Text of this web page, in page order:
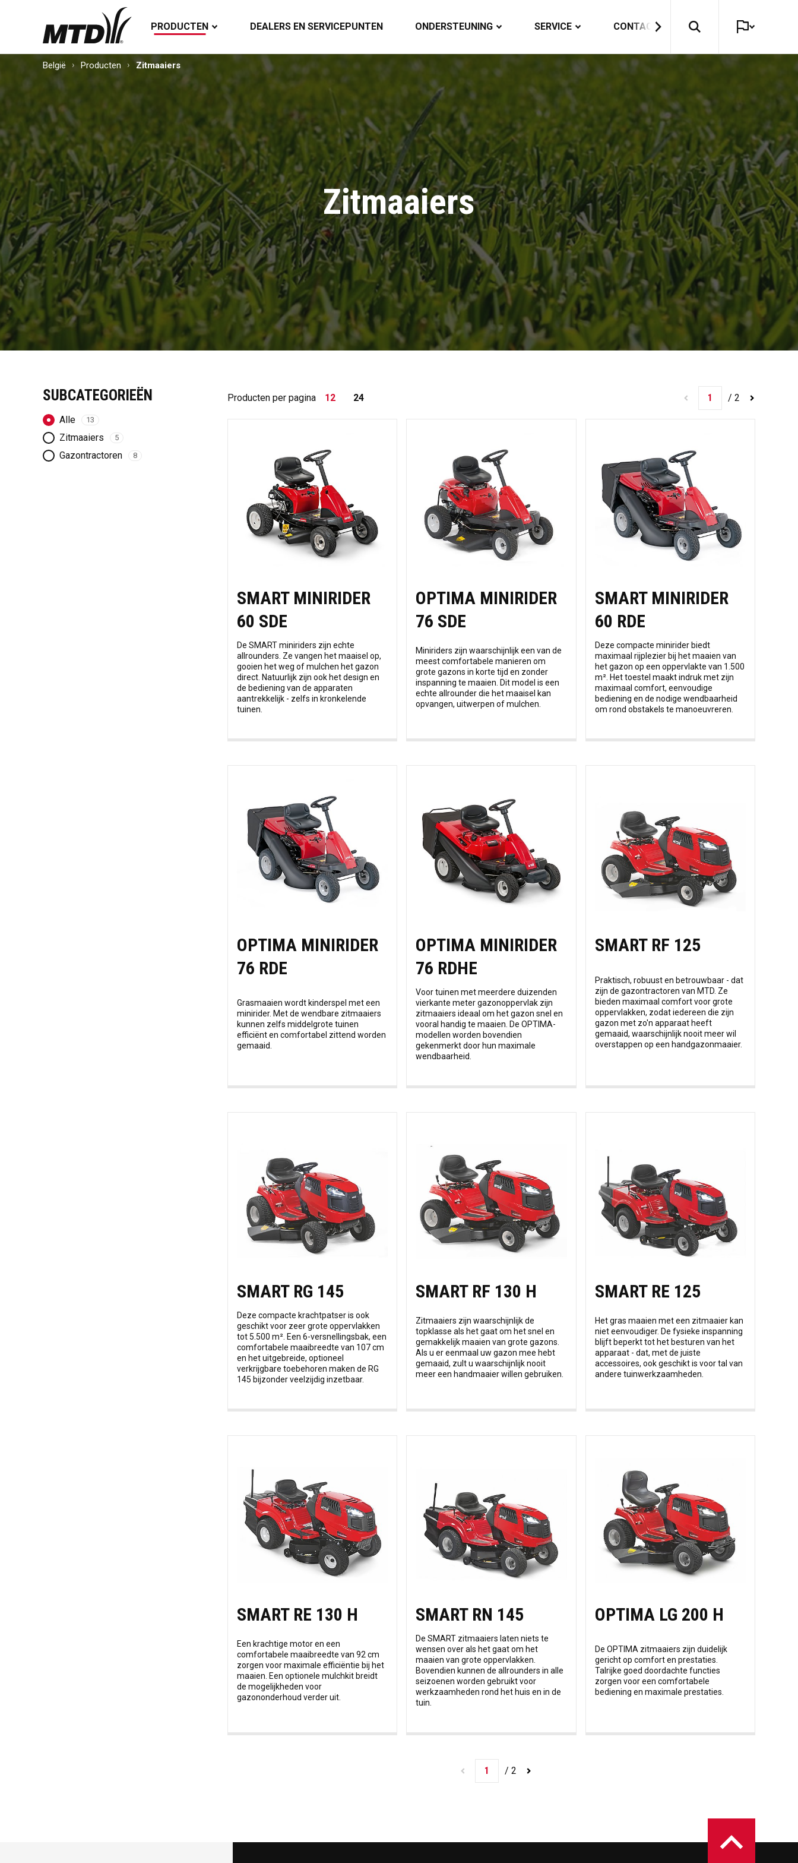
PRODUCTEN DEALERS EN SERVICEPUNTEN ONDERSTEUNING SERVICE CONTACT
België Producten Zitmaaiers
Zitmaaiers
SUBCATEGORIEËN
Alle 13
Zitmaaiers 5
Gazontractoren 8
Producten per pagina 12 24 1 / 2
SMART MINIRIDER
60 SDE
De SMART miniriders zijn echte
allrounders. Ze vangen het maaisel op,
gooien het weg of mulchen het gazon
direct. Natuurlijk zijn ook het design en
de bediening van de apparaten
aantrekkelijk - zelfs in kronkelende
tuinen.
OPTIMA MINIRIDER
76 SDE
Miniriders zijn waarschijnlijk een van de
meest comfortabele manieren om
grote gazons in korte tijd en zonder
inspanning te maaien. Dit model is een
echte allrounder die het maaisel kan
opvangen, uitwerpen of mulchen.
SMART MINIRIDER
60 RDE
Deze compacte minirider biedt
maximaal rijplezier bij het maaien van
het gazon op een oppervlakte van 1.500
m². Het toestel maakt indruk met zijn
maximaal comfort, eenvoudige
bediening en de nodige wendbaarheid
om rond obstakels te manoeuvreren.
OPTIMA MINIRIDER
76 RDE
Grasmaaien wordt kinderspel met een
minirider. Met de wendbare zitmaaiers
kunnen zelfs middelgrote tuinen
efficiënt en comfortabel zittend worden
gemaaid.
OPTIMA MINIRIDER
76 RDHE
Voor tuinen met meerdere duizenden
vierkante meter gazonoppervlak zijn
zitmaaiers ideaal om het gazon snel en
vooral handig te maaien. De OPTIMA-
modellen worden bovendien
gekenmerkt door hun maximale
wendbaarheid.
SMART RF 125
Praktisch, robuust en betrouwbaar - dat
zijn de gazontractoren van MTD. Ze
bieden maximaal comfort voor grote
oppervlakken, zodat iedereen die zijn
gazon met zo'n apparaat heeft
gemaaid, waarschijnlijk nooit meer wil
overstappen op een handgazonmaaier.
SMART RG 145
Deze compacte krachtpatser is ook
geschikt voor zeer grote oppervlakken
tot 5.500 m². Een 6-versnellingsbak, een
comfortabele maaibreedte van 107 cm
en het uitgebreide, optioneel
verkrijgbare toebehoren maken de RG
145 bijzonder veelzijdig inzetbaar.
SMART RF 130 H
Zitmaaiers zijn waarschijnlijk de
topklasse als het gaat om het snel en
gemakkelijk maaien van grote gazons.
Als u er eenmaal uw gazon mee hebt
gemaaid, zult u waarschijnlijk nooit
meer een handmaaier willen gebruiken.
SMART RE 125
Het gras maaien met een zitmaaier kan
niet eenvoudiger. De fysieke inspanning
blijft beperkt tot het besturen van het
apparaat - dat, met de juiste
accessoires, ook geschikt is voor tal van
andere tuinwerkzaamheden.
SMART RE 130 H
Een krachtige motor en een
comfortabele maaibreedte van 92 cm
zorgen voor maximale efficiëntie bij het
maaien. Een optionele mulchkit breidt
de mogelijkheden voor
gazononderhoud verder uit.
SMART RN 145
De SMART zitmaaiers laten niets te
wensen over als het gaat om het
maaien van grote oppervlakken.
Bovendien kunnen de allrounders in alle
seizoenen worden gebruikt voor
werkzaamheden rond het huis en in de
tuin.
OPTIMA LG 200 H
De OPTIMA zitmaaiers zijn duidelijk
gericht op comfort en prestaties.
Talrijke goed doordachte functies
zorgen voor een comfortabele
bediening en maximale prestaties.
1 / 2